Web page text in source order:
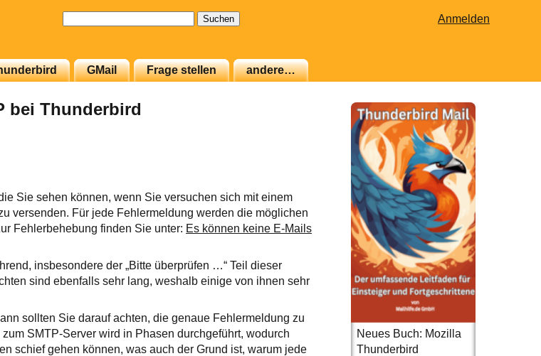
Anmelden
GMail Frage stellen andere…
bei Thunderbird
Sie sehen können, wenn Sie versuchen sich mit einem
versenden. Für jede Fehlermeldung werden die möglichen
Fehlerbehebung finden Sie unter: Es können keine E-Mails
insbesondere der „Bitte überprüfen …“ Teil dieser
sind ebenfalls sehr lang, weshalb einige von ihnen sehr
sollten Sie darauf achten, die genaue Fehlermeldung zu
SMTP-Server wird in Phasen durchgeführt, wodurch
schief gehen können, was auch der Grund ist, warum jede
Neues Buch: Mozilla
Thunderbird